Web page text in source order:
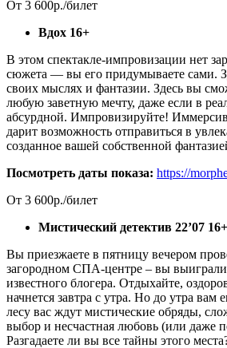
От 3 600р./билет
Вдох 16+
В этом спектакле-импровизации нет
сюжета — вы его придумываете сами.
своих мыслях и фантазии. Здесь вы
любую заветную мечту, даже если в
абсурдной. Импровизируйте!
дарит возможность отправиться в
созданное вашей собственной
Посмотреть даты показа: https://
От 3 600р./билет
Мистический детектив 22’07 16+
Вы приезжаете в пятницу вечером
загородном СПА-центре – вы выиграли
известного блогера. Отдыхайте,
начнется завтра с утра. Но до утра
лесу вас ждут мистические обряды,
выбор и несчастная любовь (или даже
Разгадаете ли вы все тайны этого